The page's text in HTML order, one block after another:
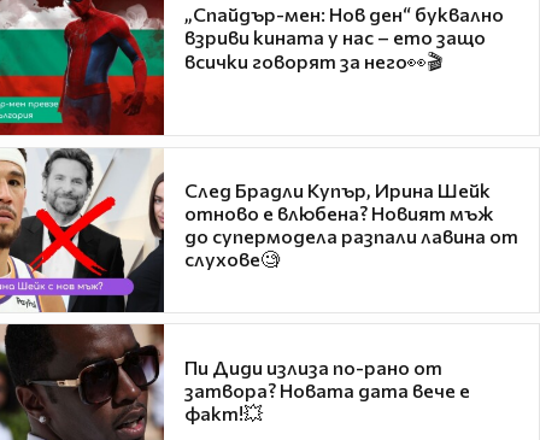
„Спайдър-мен: Нов ден“ буквално
взриви кината у нас – ето защо
всички говорят за него👀🎬
След Брадли Купър, Ирина Шейк
отново е влюбена? Новият мъж
до супермодела разпали лавина от
слухове🧐
Пи Диди излиза по-рано от
затвора? Новата дата вече е
факт!💥